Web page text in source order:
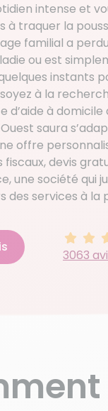
intense et
à traquer la
familial a
ou est
instants
à la
d’aide à
saura
offre
devis
une société qui
des services à
4.5 sur 5
3063